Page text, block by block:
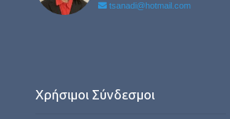
tsanadi@hotmail.com
Χρήσιμοι Σύνδεσμοι